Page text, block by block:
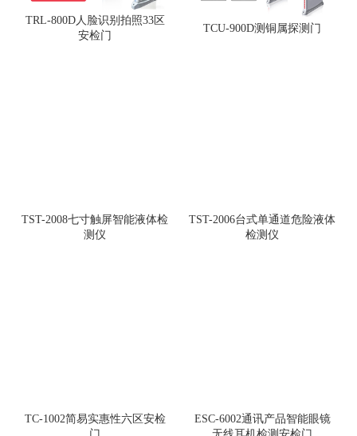
TRL-800D人脸识别拍照33区
安检门
TCU-900D测铜属探测门
TST-2008七寸触屏智能液体检
测仪
TST-2006台式单通道危险液体
检测仪
TC-1002简易实惠性六区安检
门
ESC-6002通讯产品智能眼镜
无线耳机检测安检门